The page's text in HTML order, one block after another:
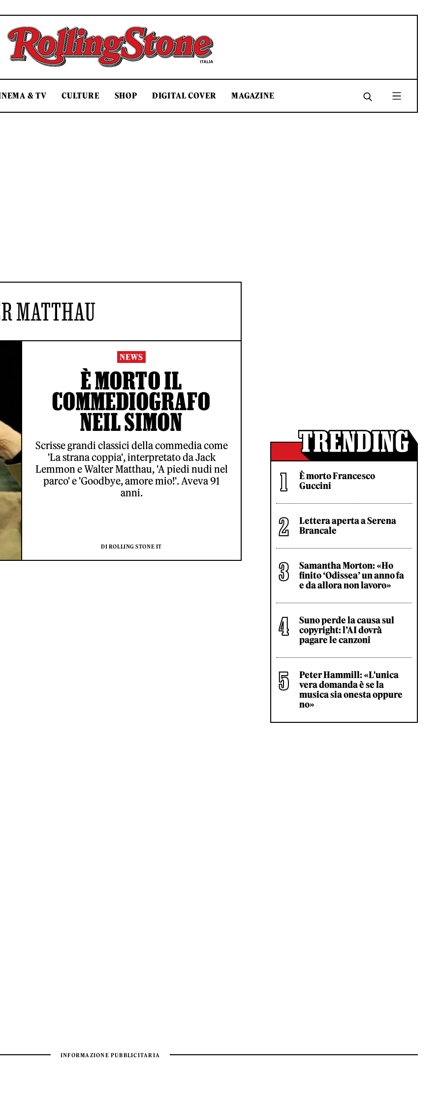
Rolling Stone Italia
& TV CULTURE SHOP DIGITAL COVER MAGAZINE
MATTHAU
NEWS
È MORTO IL
COMMEDIOGRAFO
NEIL SIMON
Scrisse grandi classici della commedia come
'La strana coppia', interpretato da Jack
Lemmon e Walter Matthau, 'A piedi nudi nel
parco' e 'Goodbye, amore mio!'. Aveva 91
anni.
DI ROLLING STONE IT
È morto Francesco
Guccini
Lettera aperta a Serena
Brancale
Samantha Morton: «Ho
finito ‘Odissea’ un anno fa
e da allora non lavoro»
Suno perde la causa sul
copyright: l’AI dovrà
pagare le canzoni
Peter Hammill: «L'unica
vera domanda è se la
musica sia onesta oppure
no»